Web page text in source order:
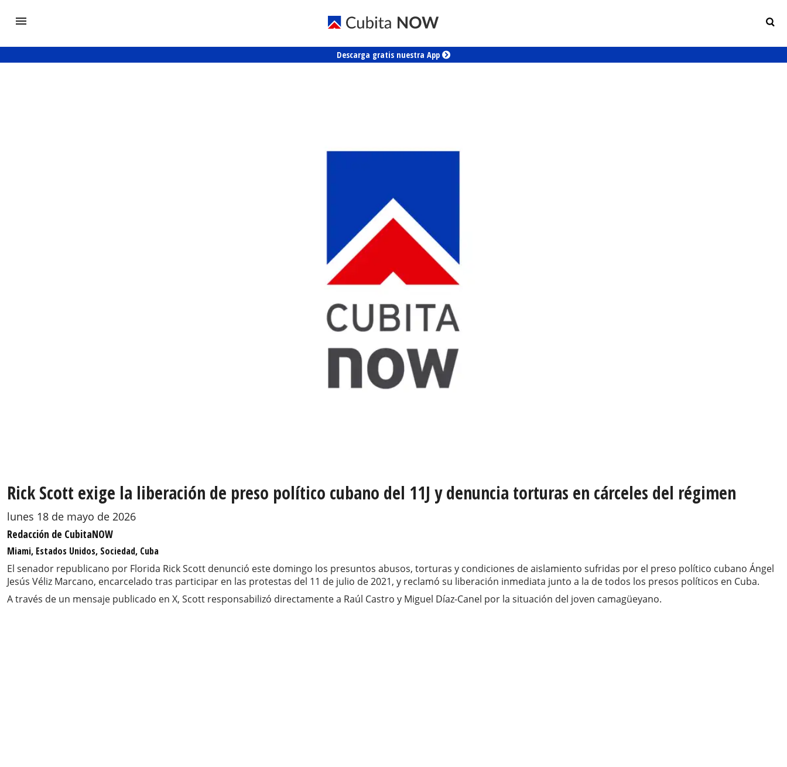
Descarga gratis nuestra App
Rick Scott exige la liberación de preso político cubano del 11J y denuncia torturas en cárceles del régimen
lunes 18 de mayo de 2026
Redacción de CubitaNOW
Miami, Estados Unidos, Sociedad, Cuba
El senador republicano por Florida Rick Scott denunció este domingo los presuntos abusos, torturas y condiciones de aislamiento sufridas por el preso político cubano Ángel
Jesús Véliz Marcano, encarcelado tras participar en las protestas del 11 de julio de 2021, y reclamó su liberación inmediata junto a la de todos los presos políticos en Cuba.
A través de un mensaje publicado en X, Scott responsabilizó directamente a Raúl Castro y Miguel Díaz-Canel por la situación del joven camagüeyano.